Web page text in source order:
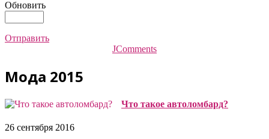
Обновить
Отправить
JComments
Мода 2015
Что такое автоломбард?
26 сентября 2016